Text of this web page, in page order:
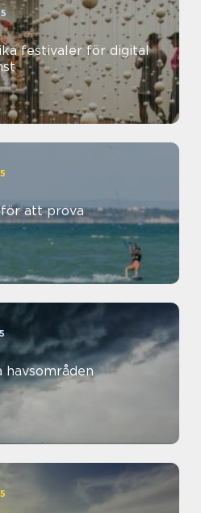
festivaler för digital
att prova
havsområden